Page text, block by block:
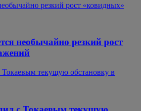
резкий рост «ковидных»
необычайно резкий рост
текущую обстановку в